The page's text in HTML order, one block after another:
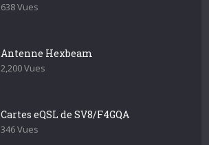
638 Vues
Antenne Hexbeam
2,200 Vues
Cartes eQSL de SV8/F4GQA
346 Vues